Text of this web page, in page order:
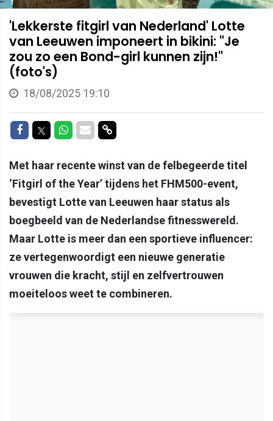
'Lekkerste fitgirl van Nederland' Lotte
van Leeuwen imponeert in bikini: "Je
zou zo een Bond-girl kunnen zijn!"
(foto's)
18/08/2025 19:10
Delen op Facebook
Delen op Twitter
Delen op Whatsapp
Delen via Mail
Delen via link
Met haar recente winst van de felbegeerde titel
‘Fitgirl of the Year’ tijdens het FHM500-event,
bevestigt Lotte van Leeuwen haar status als
boegbeeld van de Nederlandse fitnesswereld.
Maar Lotte is meer dan een sportieve influencer:
ze vertegenwoordigt een nieuwe generatie
vrouwen die kracht, stijl en zelfvertrouwen
moeiteloos weet te combineren.